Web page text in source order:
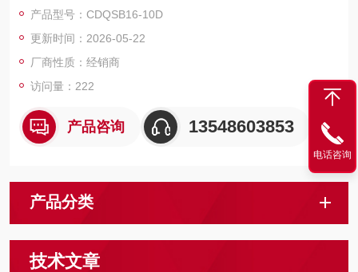
更优，同时保留薄型缸的省空间优势，是电子、精密机械、包装
等行业轻中载短行程动作的常用款。
产品型号：CDQSB16-10D
更新时间：2026-05-22
厂商性质：经销商
访问量：222
产品咨询 13548603853
产品分类
技术文章
电话咨询